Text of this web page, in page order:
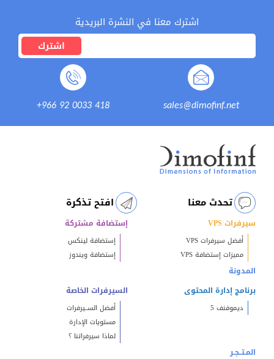
اشترك معنا في النشرة البريدية
اشترك
sales@dimofinf.net
+966 92 0033 418
تحدث معنا افتح تذكرة
سيرفرات VPS
أفضل سيرفرات VPS
مميزات إستضافة VPS
إستضافة مشتركة
إستضافة لينكس
إستضافة ويندوز
المدونة
برنامج إدارة المحتوى
ديموفنف 5
السيرفرات الخاصة
أفضل الســيرفرات
مستويات الإدارة
لماذا سيرفراتنا ؟
المـتــجـر